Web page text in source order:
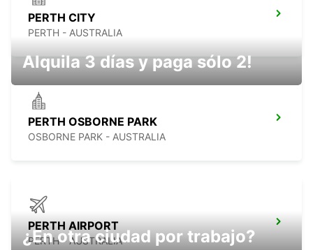
PERTH CITY
PERTH - AUSTRALIA
PERTH OSBORNE PARK
OSBORNE PARK - AUSTRALIA
PERTH AIRPORT
PERTH - AUSTRALIA
Alquila 3 días y paga sólo 2!
¿En otra ciudad por trabajo?